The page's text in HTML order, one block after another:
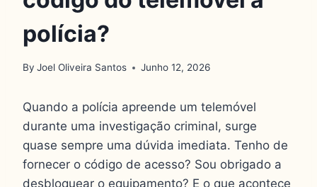
polícia?
By Joel Oliveira Santos Junho 12, 2026
Quando a polícia apreende um telemóvel
durante uma investigação criminal, surge
quase sempre uma dúvida imediata. Tenho de
fornecer o código de acesso? Sou obrigado a
desbloquear o equipamento? E o que acontece